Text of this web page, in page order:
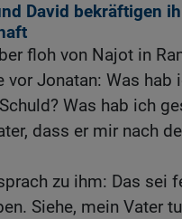
David bekräftigen
floh von Najot in
vor Jonatan: Was hab
Was hab ich
dass er mir nach
zu ihm: Das sei
Siehe, mein Vater